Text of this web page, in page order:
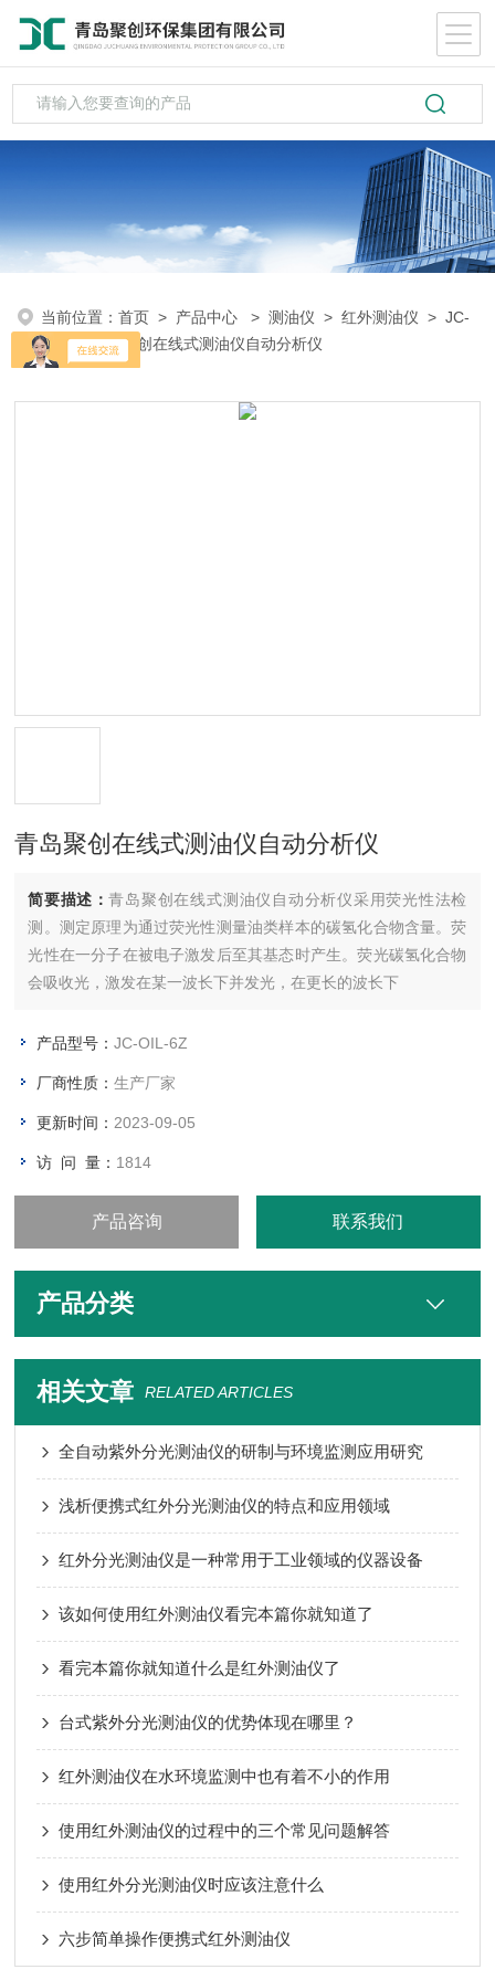
当前位置：首页 > 产品中心 >测油仪 >红外测油仪 > JC-
OIL-6Z青岛聚创在线式测油仪自动分析仪
青岛聚创在线式测油仪自动分析仪
简要描述：青岛聚创在线式测油仪自动分析仪采用荧光性法检
测。测定原理为通过荧光性测量油类样本的碳氢化合物含量。荧
光性在一分子在被电子激发后至其基态时产生。荧光碳氢化合物
会吸收光，激发在某一波长下并发光，在更长的波长下
产品型号：JC-OIL-6Z
厂商性质：生产厂家
更新时间： 2023-09-05
访 问 量： 1814
产品咨询 联系我们
产品分类
相关文章 RELATED ARTICLES
全自动紫外分光测油仪的研制与环境监测应用研究
浅析便携式红外分光测油仪的特点和应用领域
红外分光测油仪是一种常用于工业领域的仪器设备
该如何使用红外测油仪看完本篇你就知道了
看完本篇你就知道什么是红外测油仪了
台式紫外分光测油仪的优势体现在哪里？
红外测油仪在水环境监测中也有着不小的作用
使用红外测油仪的过程中的三个常见问题解答
使用红外分光测油仪时应该注意什么
六步简单操作便携式红外测油仪